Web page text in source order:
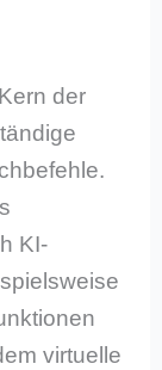
der
KI-
virtuelle